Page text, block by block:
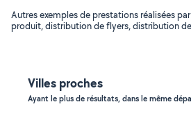
Autres exemples de prestations réalisées
produit, distribution de flyers, distribution
Villes proches
Ayant le plus de résultats, dans le même